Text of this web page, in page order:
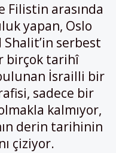
Filistin arasında
yapan, Oslo
serbest
birçok tarihî
İsrailli bir
sadece bir
kalmıyor,
derin tarihinin
çiziyor.